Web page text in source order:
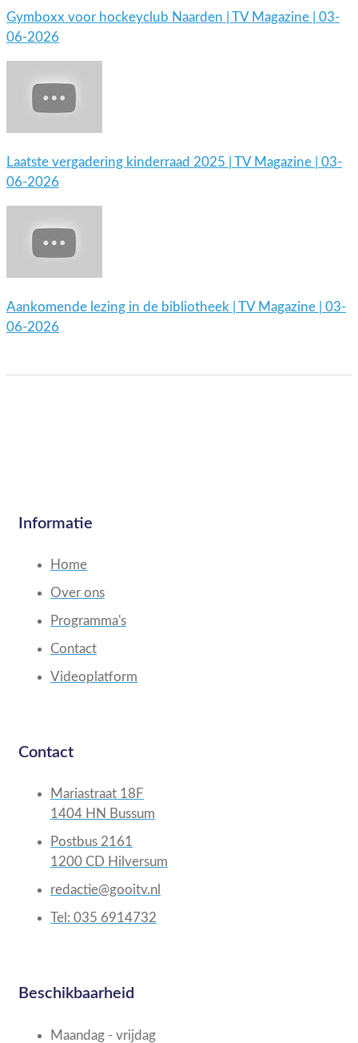
Gymboxx voor hockeyclub Naarden | TV Magazine | 03-
06-2026
Laatste vergadering kinderraad 2025 | TV Magazine | 03-
06-2026
Aankomende lezing in de bibliotheek | TV Magazine | 03-
06-2026
Informatie
Home
Over ons
Programma's
Contact
Videoplatform
Contact
Mariastraat 18F
1404 HN Bussum
Postbus 2161
1200 CD Hilversum
redactie@gooitv.nl
Tel: 035 6914732
Beschikbaarheid
Maandag - vrijdag